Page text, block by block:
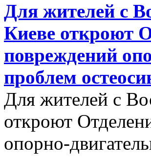
Для жителей с
Киеве откроют
повреждений
проблем
Для жителей с
откроют
опорно-